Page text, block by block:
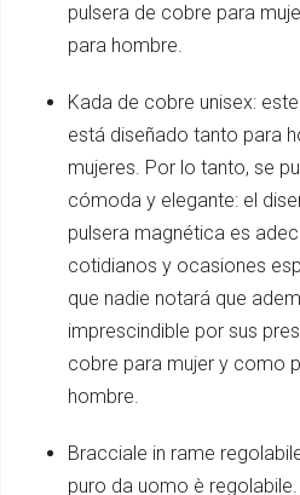
pulsera de cobre para
para hombre.
Kada de cobre unisex:
está diseñado tanto para
mujeres. Por lo tanto, se
cómoda y elegante: el
pulsera magnética es
cotidianos y ocasiones
que nadie notará que
imprescindible por sus
cobre para mujer y como
hombre.
Bracciale in rame
puro da uomo è